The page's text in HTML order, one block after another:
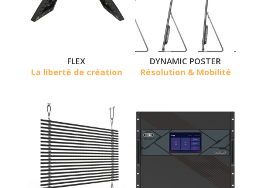
FLEX
La liberté de création
DYNAMIC POSTER
Résolution & Mobilité